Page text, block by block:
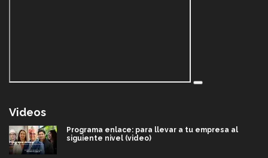
Videos
Programa enlace: para llevar a tu empresa al
siguiente nivel (video)